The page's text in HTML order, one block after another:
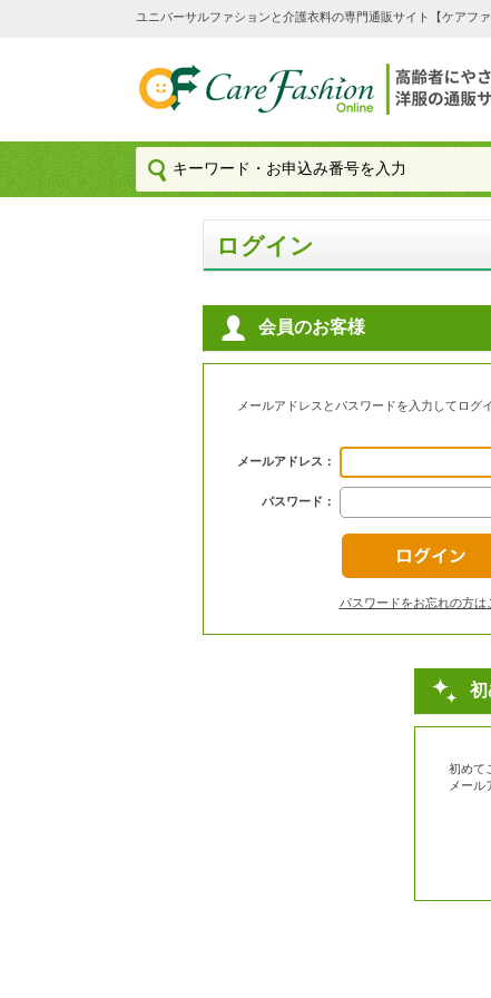
ユニバーサルファションと介護衣料の専門通販サイト【ケアファ
ログイン
会員のお客様
メールアドレスとパスワードを入力してログ
メールアドレス：
パスワード：
パスワードをお忘れの方は
初
初めて
メール